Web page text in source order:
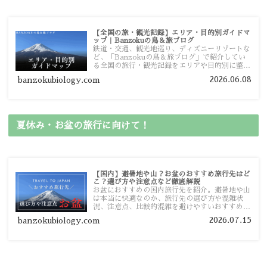
【全国の旅・観光記録】エリア・目的別ガイドマ
ップ｜Banzokuの鳥＆旅ブログ
鉄道・交通、観光地巡り、ディズニーリゾートな
ど、「Banzokuの鳥＆旅ブログ」で紹介してい
る全国の旅行・観光記録をエリアや目的別に整理
ガイドマップからスムーズに見つけていただけま
banzokubiology.com 2026.06.08
夏休み・お盆の旅行に向けて！
【国内】避暑地や山？お盆のおすすめ旅行先はど
こ？選び方や注意点など徹底解説
お盆におすすめの国内旅行先を紹介。避暑地や山
は本当に快適なのか、旅行先の選び方や混雑状
況、注意点、比較的混雑を避けやすいおすすめス
す。
banzokubiology.com 2026.07.15